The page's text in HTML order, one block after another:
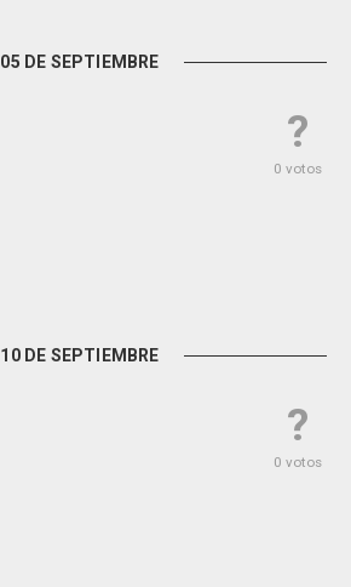
05 DE SEPTIEMBRE
?
0 votos
10 DE SEPTIEMBRE
?
0 votos